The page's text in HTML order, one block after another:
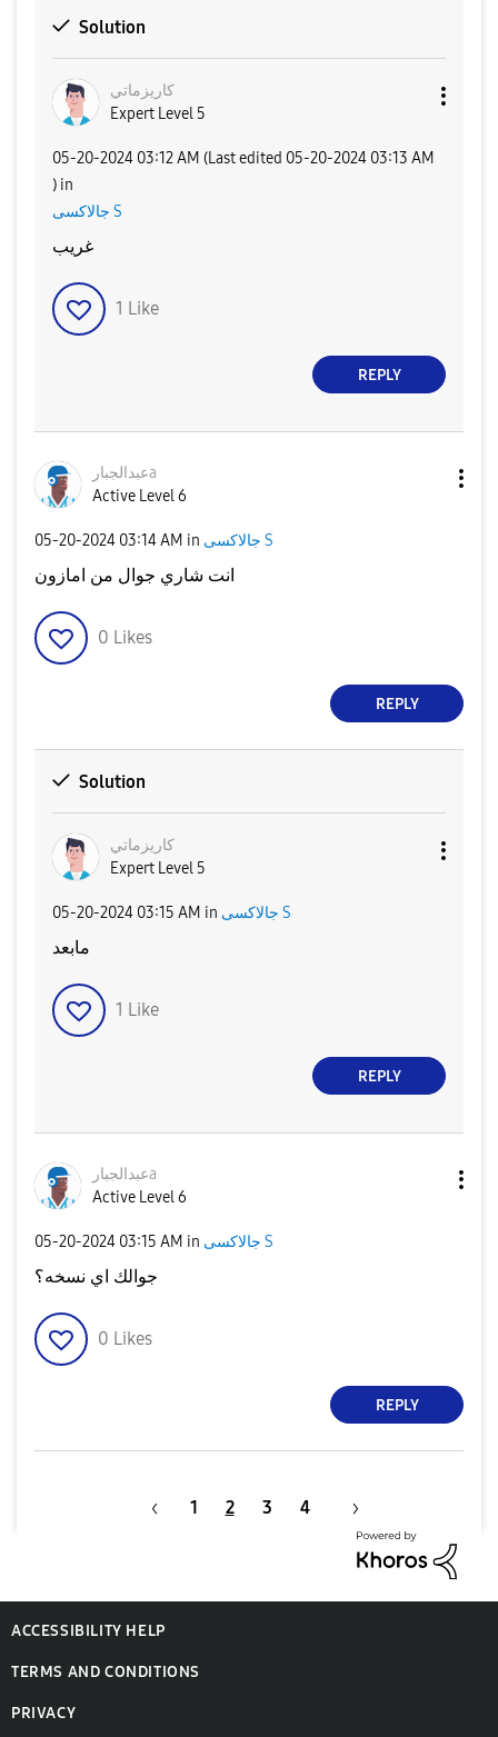
Solution
كاريزماتي
Expert Level 5
‎05-20-2024 03:12 AM (Last edited ‎05-20-2024 03:13 AM
) in
جالاكسى S
غريب
1 Like
REPLY
عبدالجبارa
Active Level 6
‎05-20-2024 03:14 AM in جالاكسى S
انت شاري جوال من امازون
0 Likes
REPLY
Solution
كاريزماتي
Expert Level 5
‎05-20-2024 03:15 AM in جالاكسى S
مابعد
1 Like
REPLY
عبدالجبارa
Active Level 6
‎05-20-2024 03:15 AM in جالاكسى S
جوالك اي نسخه؟
0 Likes
REPLY
1 2 3 4
ACCESSIBILITY HELP
TERMS AND CONDITIONS
PRIVACY